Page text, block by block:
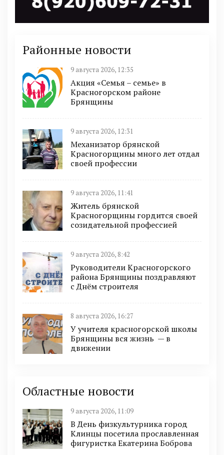
Районные новости
9 августа 2026, 12:35
Акция «Семья – семье» в
Красногорском районе
Брянщины
9 августа 2026, 12:31
Механизатор брянской
Красногорщины много лет отдал
своей профессии
9 августа 2026, 11:41
Житель брянской
Красногорщины гордится своей
созидательной профессией
9 августа 2026, 8:42
Руководители Красногорского
района Брянщины поздравляют
с Днём строителя
8 августа 2026, 16:27
У учителя красногорской школы
Брянщины вся жизнь — в
движении
Областные новости
9 августа 2026, 11:09
В День физкультурника город
Клинцы посетила прославленная
фигуристка Екатерина Боброва